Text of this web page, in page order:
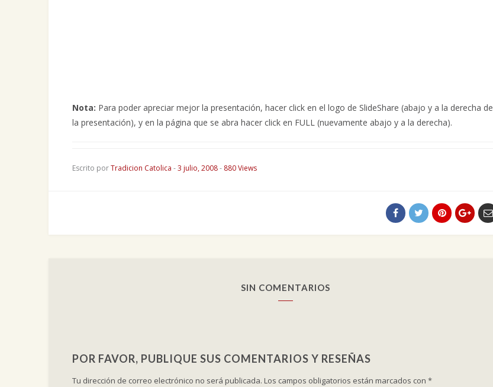
Nota: Para poder apreciar mejor la presentación, hacer click en el logo de SlideShare (abajo y a la derecha de
la presentación), y en la página que se abra hacer click en FULL (nuevamente abajo y a la derecha).
Escrito porTradicion Catolica -3 julio, 2008- 880 Views
SIN COMENTARIOS
POR FAVOR, PUBLIQUE SUS COMENTARIOS Y RESEÑAS
Tu dirección de correo electrónico no será publicada. Los campos obligatorios están marcados con *